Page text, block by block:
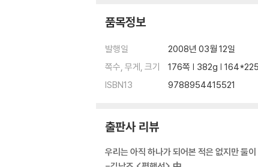
품목정보
발행일
2008년 03월 12일
쪽수, 무게, 크기
176쪽 | 382g |
ISBN13
9788954415521
출판사 리뷰
우리는 아직 하나가 되어본 적은 없지만 둘